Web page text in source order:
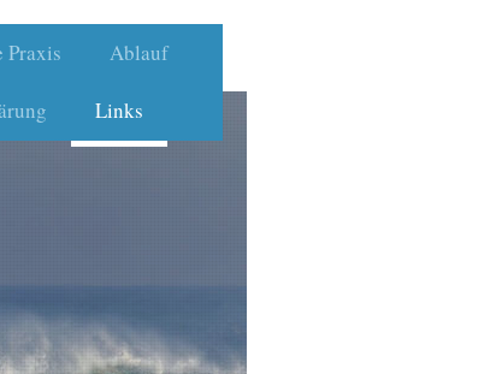
Praxis Ablauf
Links